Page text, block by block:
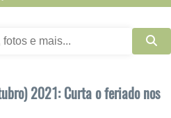
2021: Curta o feriado nos